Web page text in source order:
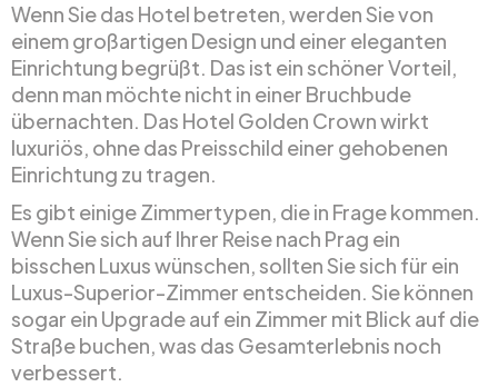
Wenn Sie das Hotel betreten, werden Sie von
einem großartigen Design und einer eleganten
Einrichtung begrüßt. Das ist ein schöner Vorteil,
denn man möchte nicht in einer Bruchbude
übernachten. Das Hotel Golden Crown wirkt
luxuriös, ohne das Preisschild einer gehobenen
Einrichtung zu tragen.
Es gibt einige Zimmertypen, die in Frage kommen.
Wenn Sie sich auf Ihrer Reise nach Prag ein
bisschen Luxus wünschen, sollten Sie sich für ein
Luxus-Superior-Zimmer entscheiden. Sie können
sogar ein Upgrade auf ein Zimmer mit Blick auf die
Straße buchen, was das Gesamterlebnis noch
verbessert.